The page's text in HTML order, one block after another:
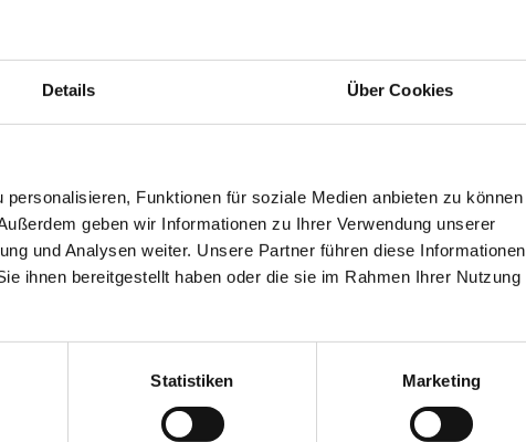
Details Über Cookies
Funktionen für soziale Medien anbieten zu können
geben wir Informationen zu Ihrer Verwendung unserer
und Analysen weiter. Unsere Partner führen diese Informationen
ihnen bereitgestellt haben oder die sie im Rahmen Ihrer Nutzung
Statistiken Marketing